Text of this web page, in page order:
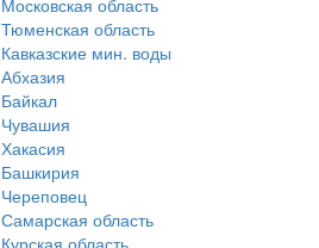
Московская область
Тюменская область
Кавказские мин. воды
Абхазия
Байкал
Чувашия
Хакасия
Башкирия
Череповец
Самарская область
Курская область